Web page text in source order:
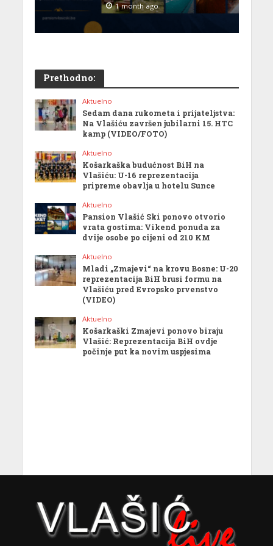
1 month ago
Prethodno:
Aktuelno
Sedam dana rukometa i prijateljstva:
Na Vlašiću završen jubilarni 15. HTC
kamp (VIDEO/FOTO)
Aktuelno
Košarkaška budućnost BiH na
Vlašiću: U-16 reprezentacija
pripreme obavlja u hotelu Sunce
Aktuelno
Pansion Vlašić Ski ponovo otvorio
vrata gostima: Vikend ponuda za
dvije osobe po cijeni od 210 KM
Aktuelno
Mladi „Zmajevi“ na krovu Bosne: U-20
reprezentacija BiH brusi formu na
Vlašiću pred Evropsko prvenstvo
(VIDEO)
Aktuelno
Košarkaški Zmajevi ponovo biraju
Vlašić: Reprezentacija BiH ovdje
počinje put ka novim uspjesima